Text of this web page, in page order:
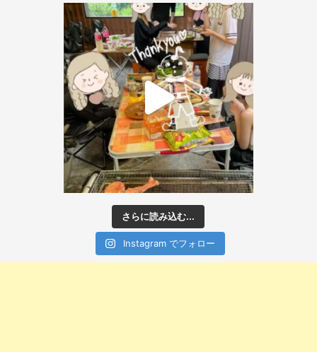
さらに読み込む...
Instagram でフォロー